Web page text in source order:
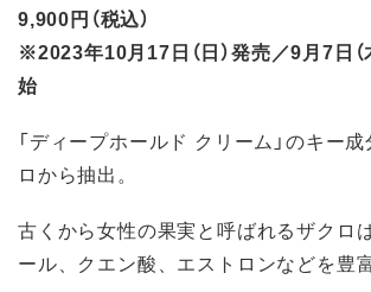
9,900円（税込）
※2023年10月17日（日）発売／9月7日（
始
「ディープホールド クリーム」のキー
ロから抽出。
古くから女性の果実と呼ばれるザクロ
ール、クエン酸、エストロンなどを豊